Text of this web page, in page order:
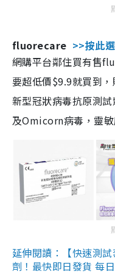
fluorecare >>按此
網購平台鄰住買有售
要超低價$9.9就買到
新型冠狀病毒抗原測
及Omicorn病毒，靈
延伸閱讀：【快速測
劑！最快即日發貨 每